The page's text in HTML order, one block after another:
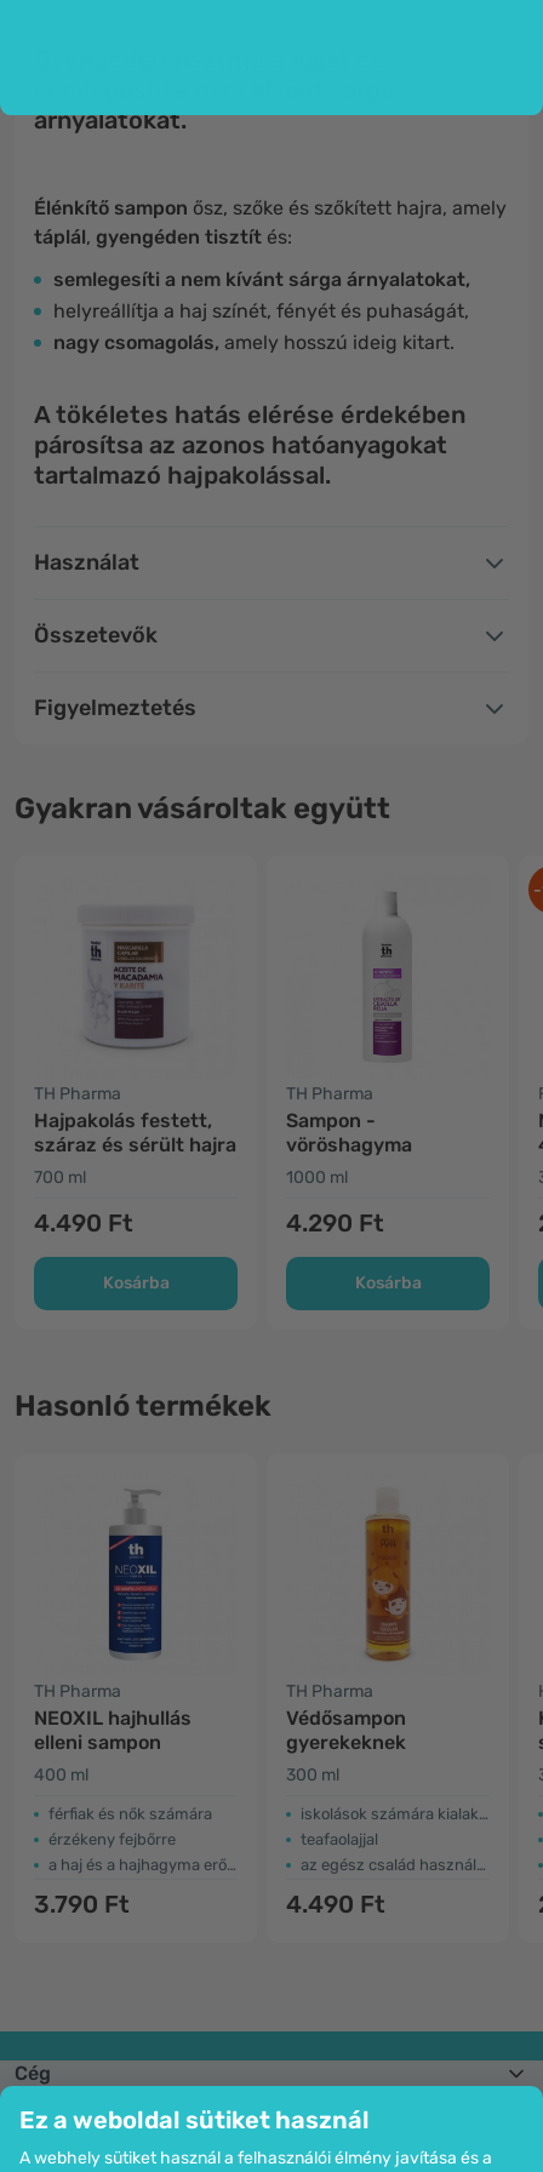
Ez a weboldal sütiket használ
A webhely sütiket használ a felhasználói élmény javítása és a
árnyalatokat.
Élénkítő sampon ősz, szőke és szőkített hajra, amely
táplál, gyengéden tisztít és:
semlegesíti a nem kívánt sárga árnyalatokat,
helyreállítja a haj színét, fényét és puhaságát,
nagy csomagolás, amely hosszú ideig kitart.
A tökéletes hatás elérése érdekében
párosítsa az azonos hatóanyagokat
tartalmazó hajpakolással.
Használat
Összetevők
Figyelmeztetés
Gyakran vásároltak együtt
TH Pharma
Hajpakolás festett,
száraz és sérült hajra
700 ml
4.490 Ft
Kosárba
TH Pharma
Sampon -
vöröshagyma
1000 ml
4.290 Ft
Kosárba
Hasonló termékek
TH Pharma
NEOXIL hajhullás
elleni sampon
400 ml
férfiak és nők számára
érzékeny fejbőrre
a haj és a hajhagyma erősítése
3.790 Ft
TH Pharma
Védősampon
gyerekeknek
300 ml
iskolások számára kialakított
teafaolajjal
az egész család használhatja
4.490 Ft
Cég
Csatlakozzon hozzánk
Segítség és megrendelések